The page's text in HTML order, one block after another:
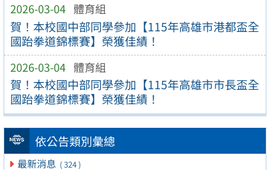
2026-03-04 體育組
賀！本校國中部同學參加【115年高雄市港都盃全
國跆拳道錦標賽】榮獲佳績！
2026-03-04 體育組
賀！本校國中部同學參加【115年高雄市市長盃全
國跆拳道錦標賽】榮獲佳績！
依公告類別彙總
最新消息 ( 324 )